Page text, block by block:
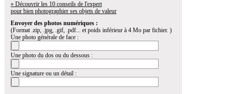
» Découvrir les 10 conseils de l'expert
pour bien photographier ses objets de valeur
Envoyer des photos numériques :
(Format .zip, .jpg, .gif, .pdf... et poids inférieur à 4 Mo par fichier. )
Une photo générale de face :
Une photo du dos ou du dessous :
Une signature ou un détail :